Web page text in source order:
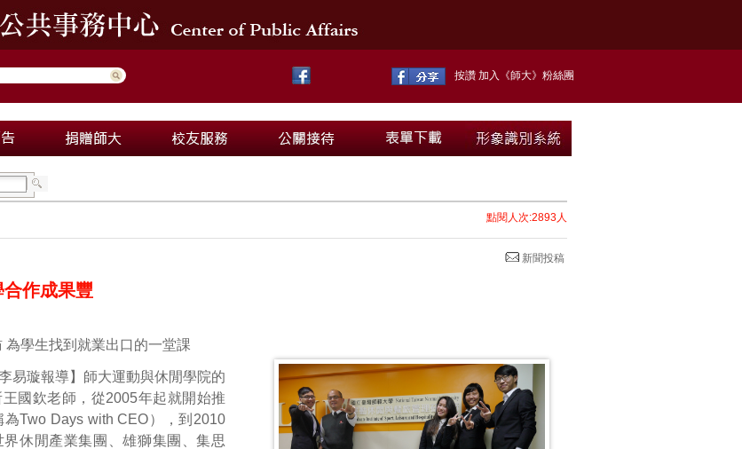
按讚 加入《師大》粉絲團
點閱人次:2893人
新聞投稿
作成果豐
為學生找到就業出口的一堂課
易璇報導】師大運動與休閒學院的
國欽老師，從2005年起就開始推
Two Days with CEO），到2010
休閒產業集團、雄獅集團、集思